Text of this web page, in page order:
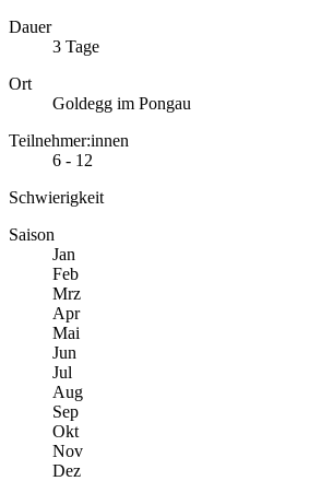
Dauer
3 Tage
Ort
Goldegg im Pongau
Teilnehmer:innen
6 - 12
Schwierigkeit
Saison
Jan
Feb
Mrz
Apr
Mai
Jun
Jul
Aug
Sep
Okt
Nov
Dez